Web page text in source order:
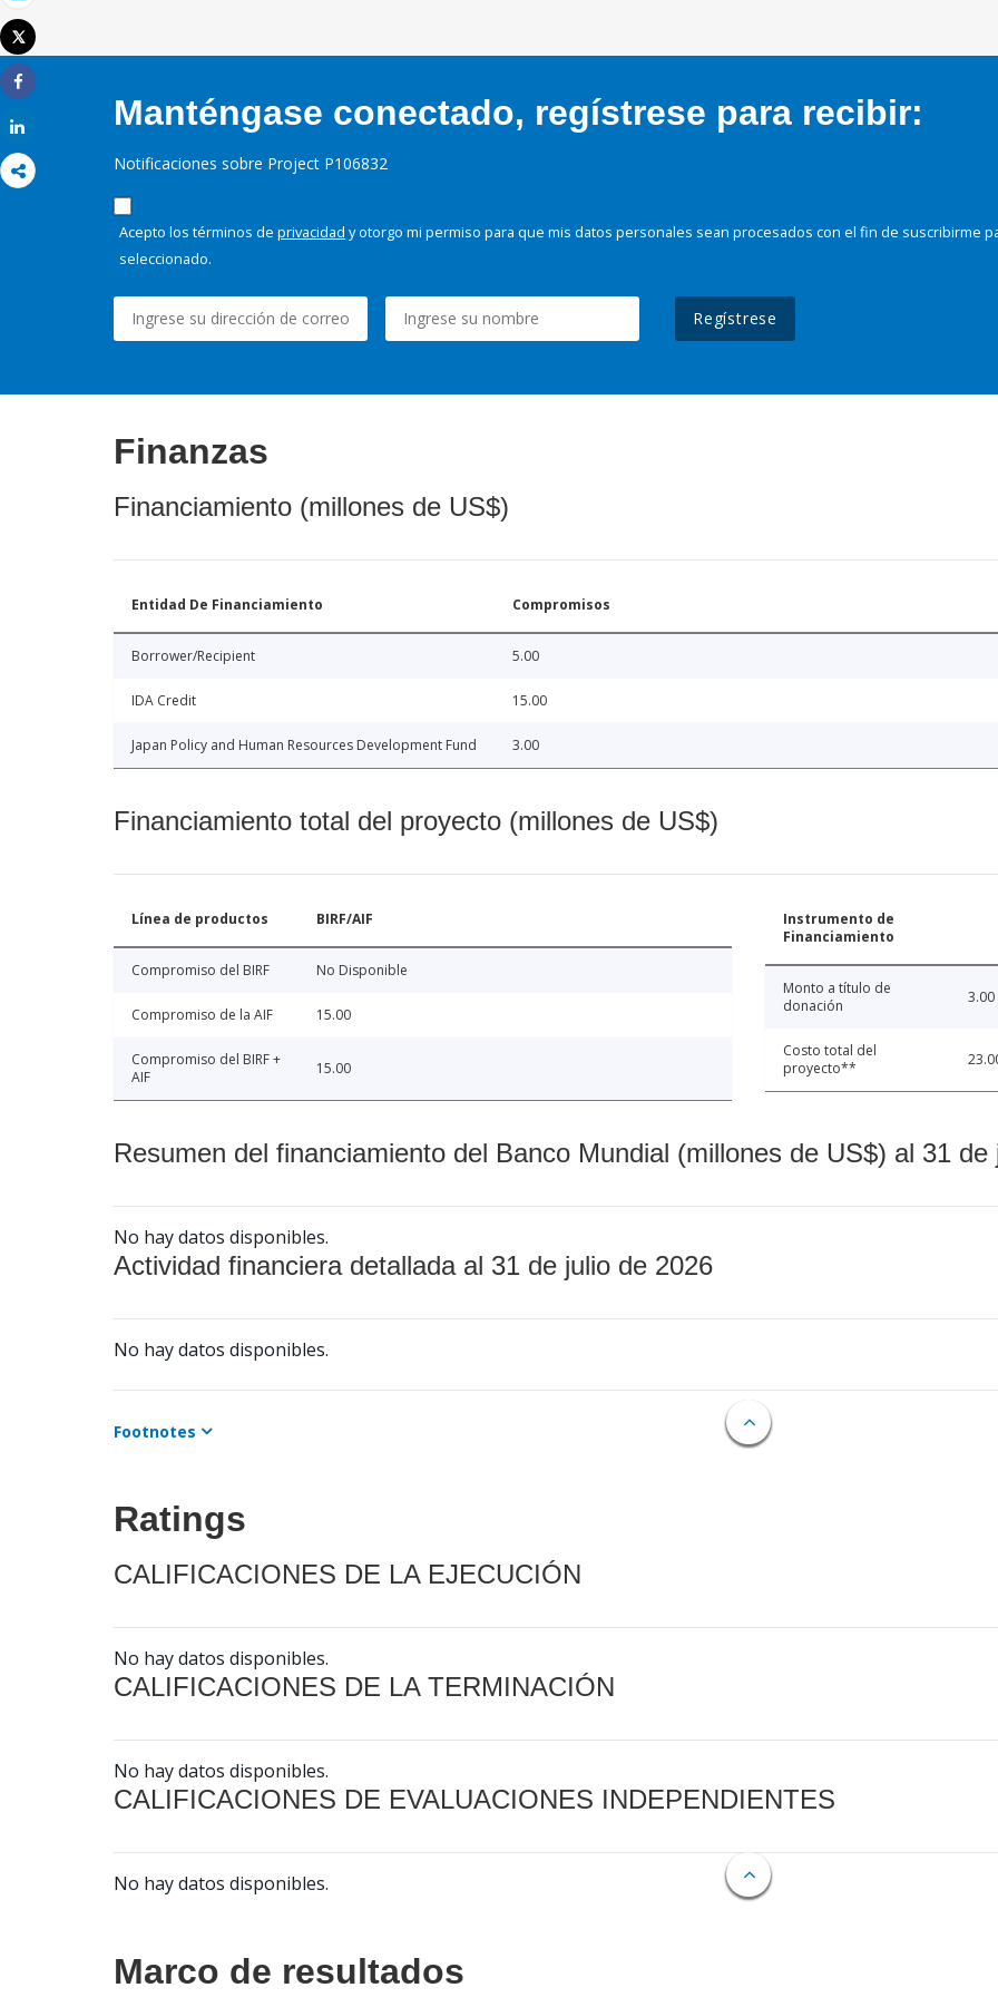
Correo electrónico
Imprimir
Tweet
Share
Manténgase conectado, regístrese para recibir:
Notificaciones sobre Project P106832
Acepto los términos de privacidad y otorgo mi permiso para que mis datos personales sean procesados con el fin de suscribirme
seleccionado.
Regístrese
Finanzas
Financiamiento (millones de US$)
Entidad De Financiamiento Compromisos
Borrower/Recipient 5.00
IDA Credit 15.00
Japan Policy and Human Resources Development Fund 3.00
Financiamiento total del proyecto (millones de US$)
Línea de productos BIRF/AIF
Compromiso del BIRF No Disponible
Compromiso de la AIF 15.00
Compromiso del BIRF +
AIF
15.00
Instrumento de
Financiamiento
Monto a título de
donación
3.00
Costo total del
proyecto**
Resumen del financiamiento del Banco Mundial (millones de US$) al 31 de
No hay datos disponibles.
Actividad financiera detallada al 31 de julio de 2026
No hay datos disponibles.
Footnotes
Ratings
CALIFICACIONES DE LA EJECUCIÓN
No hay datos disponibles.
CALIFICACIONES DE LA TERMINACIÓN
No hay datos disponibles.
CALIFICACIONES DE EVALUACIONES INDEPENDIENTES
No hay datos disponibles.
Marco de resultados